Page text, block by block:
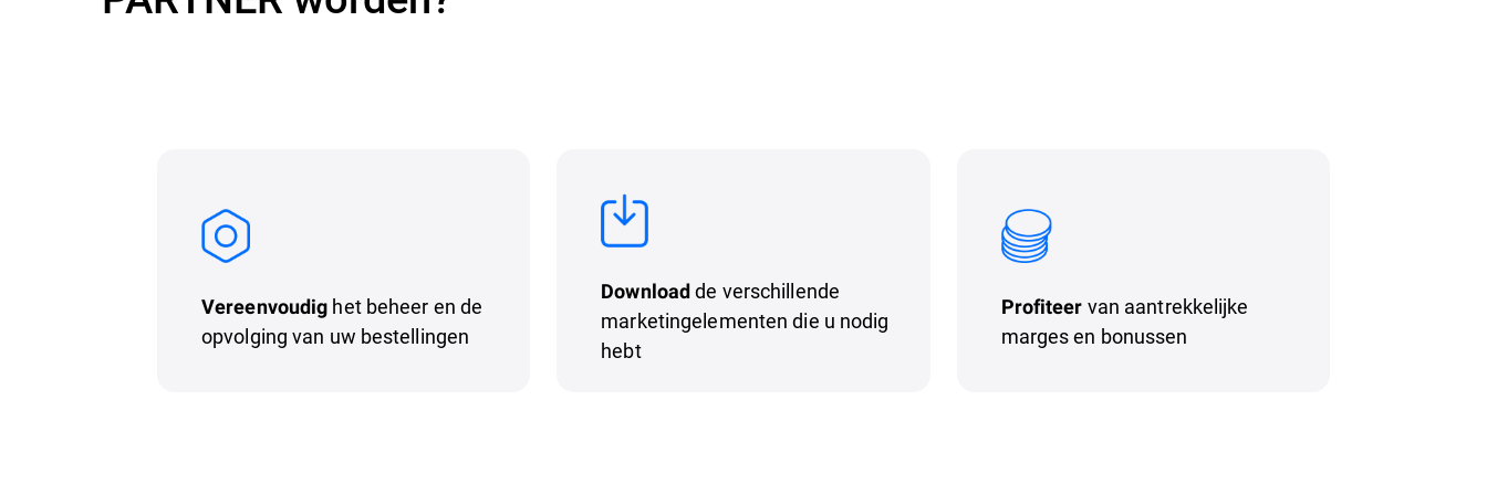
Vereenvoudig het beheer en de
opvolging van uw bestellingen
Download de verschillende
marketingelementen die u nodig
hebt
Profiteer van aantrekkelijke
marges en bonussen